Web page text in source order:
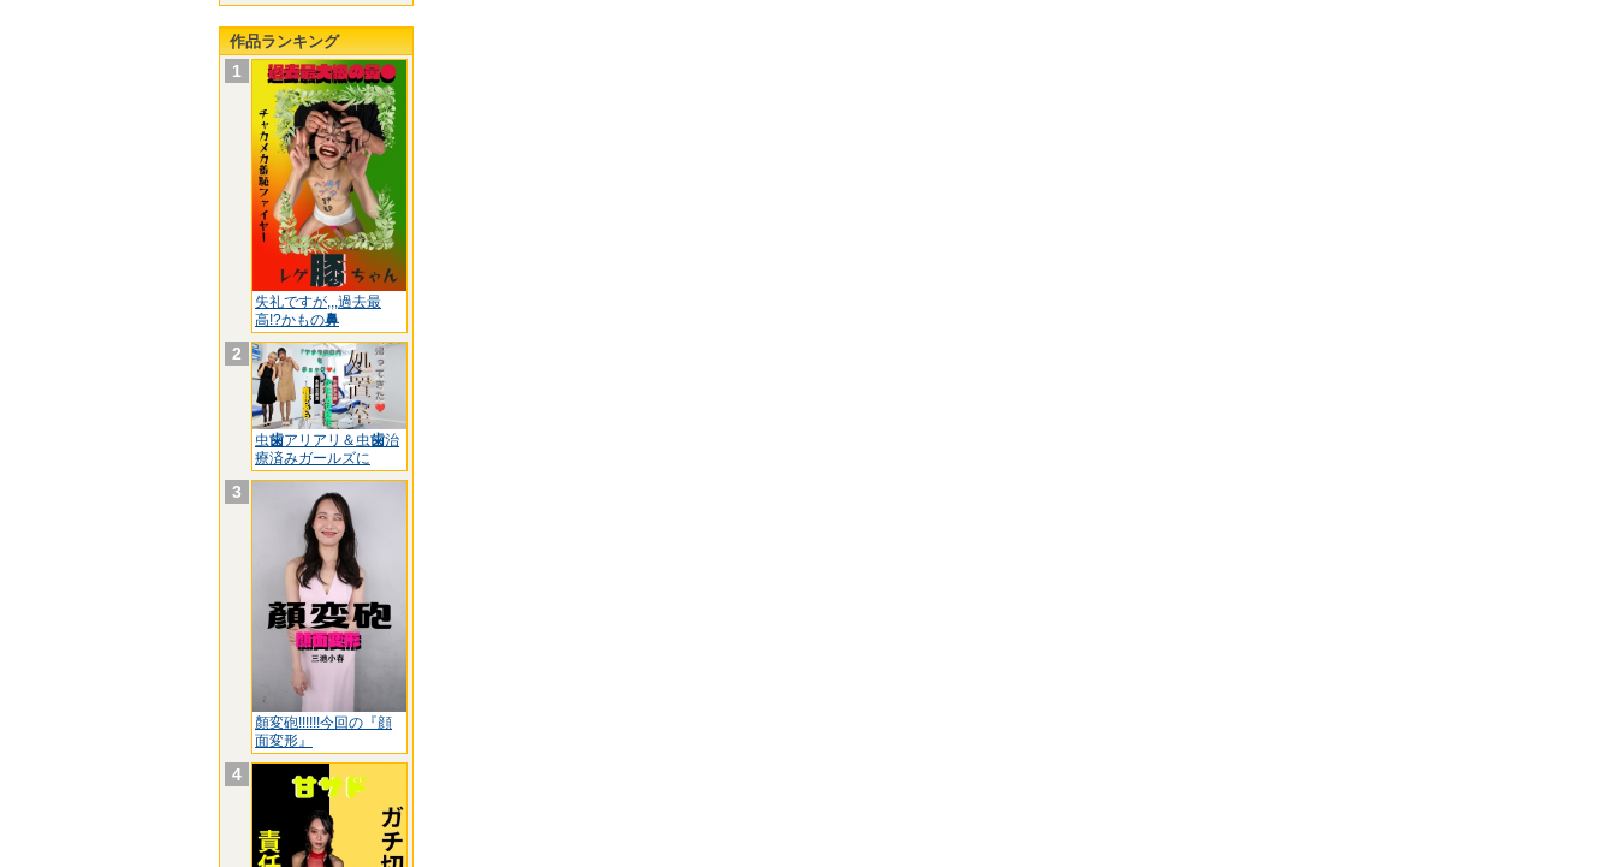
作品ランキング
1
失礼ですが,,,過去最
高!?かもの鼻
2
虫歯アリアリ＆虫歯治
療済みガールズに
3
顏変砲!!!!!!今回の『顔
面変形』
4